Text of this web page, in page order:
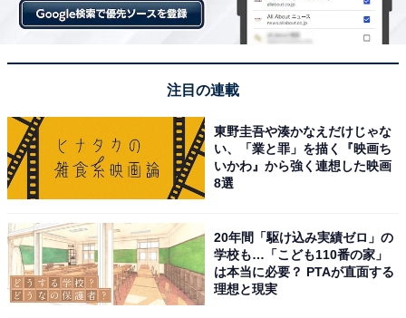
注目の連載
東野圭吾や湊かなえだけじゃな
い、「業と罪」を描く『映画ち
いかわ』から強く連想した映画
8選
20年間「駆け込み実績ゼロ」の
学校も…「こども110番の家」
は本当に必要？ PTAが直面する
理想と現実